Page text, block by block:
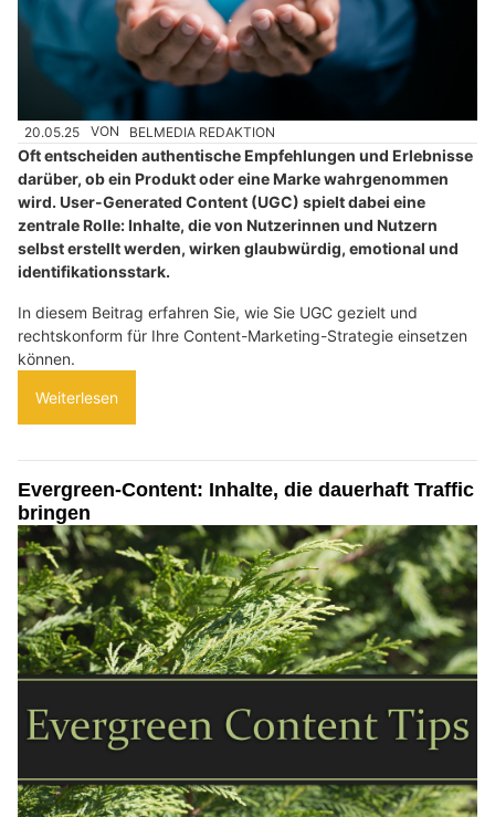
20.05.25 VON BELMEDIA REDAKTION
Oft entscheiden authentische Empfehlungen und Erlebnisse
darüber, ob ein Produkt oder eine Marke wahrgenommen
wird. User-Generated Content (UGC) spielt dabei eine
zentrale Rolle: Inhalte, die von Nutzerinnen und Nutzern
selbst erstellt werden, wirken glaubwürdig, emotional und
identifikationsstark.
In diesem Beitrag erfahren Sie, wie Sie UGC gezielt und
rechtskonform für Ihre Content-Marketing-Strategie einsetzen
können.
Weiterlesen
Evergreen-Content: Inhalte, die dauerhaft Traffic
bringen